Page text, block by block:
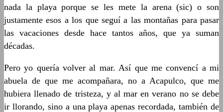
nada la playa porque se les mete la arena (sic) o son
justamente esos a los que seguí a las montañas para pasar
las vacaciones desde hace tantos años, que ya suman
décadas.
Pero yo quería volver al mar. Así que me convencí a mi
abuela de que me acompañara, no a Acapulco, que me
hubiera llenado de tristeza, y al mar en verano no se debe
ir llorando, sino a una playa apenas recordada, también de